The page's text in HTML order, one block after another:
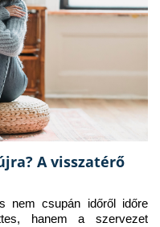
A visszatérő
nem csupán időről időre
hanem a szervezet